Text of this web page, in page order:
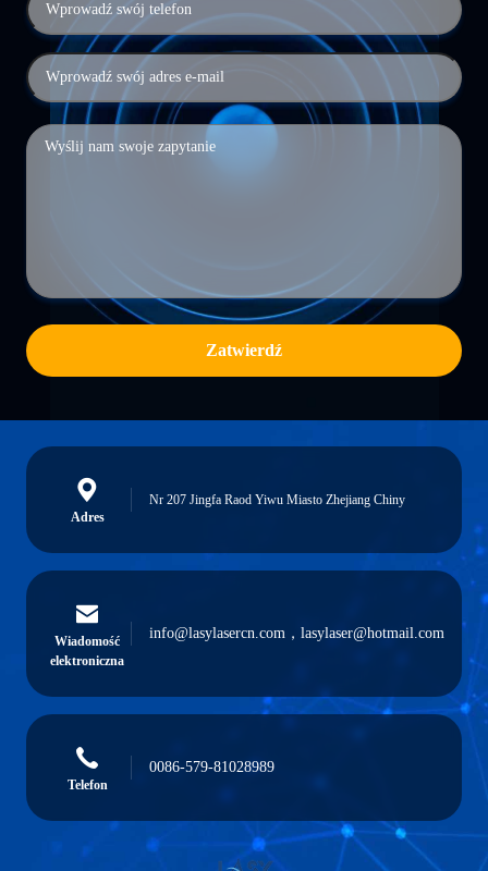
Zatwierdź
Adres
Nr 207 Jingfa Raod Yiwu Miasto Zhejiang Chiny
Wiadomość
elektroniczna
info@lasylasercn.com，lasylaser@hotmail.com
Telefon
0086-579-81028989